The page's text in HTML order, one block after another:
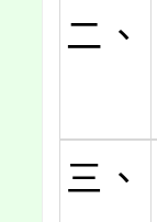
二、
三、